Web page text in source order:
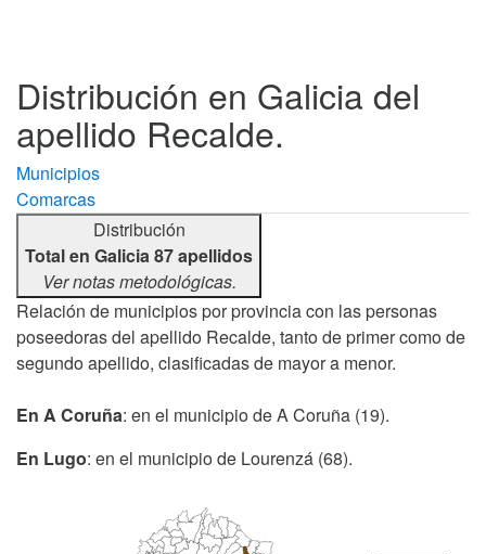
Distribución en Galicia del
apellido Recalde.
Municipios
Comarcas
Distribución
Total en Galicia 87 apellidos
Ver notas metodológicas.
Relación de municipios por provincia con las personas
poseedoras del apellido Recalde, tanto de primer como de
segundo apellido, clasificadas de mayor a menor.
En A Coruña: en el municipio de A Coruña (19).
En Lugo: en el municipio de Lourenzá (68).